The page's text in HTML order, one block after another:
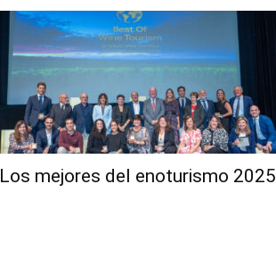
Los mejores del enoturismo 2025